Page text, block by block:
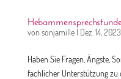
von sonjamille| Dez. 14, 2023
Haben Sie Fragen, Ängste,
fachlicher Unterstützung zu